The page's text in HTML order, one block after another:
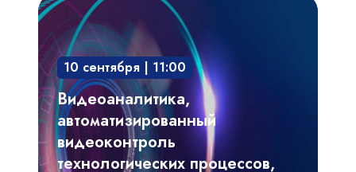
Видеоаналитика,
автоматизированный
видеоконтроль
технологических
процессов,
производственных
регламентов
10 сентября | 11:00
Видеоаналитика,
автоматизированный
видеоконтроль
технологических процессов,